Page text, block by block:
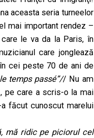
aceasta seria turneelor
mai important rendez –
le va da la Paris, în
care jonglează
cei peste 70 de ani de
temps passé”// Nu am
pe care a scris-o la mai
făcut cunoscut marelui
mă ridic pe piciorul cel